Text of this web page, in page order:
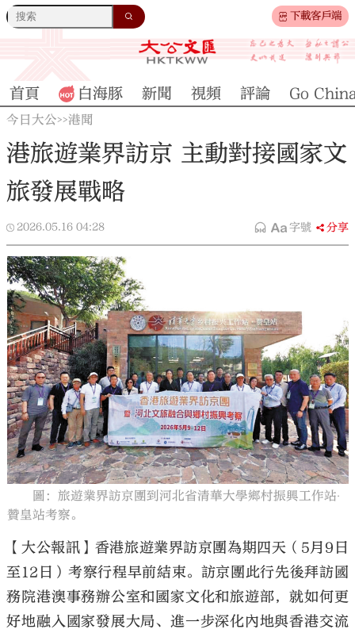
下載客戶端
大公文匯
首頁 白海豚 新聞 視頻 評論 Go
今日大公>>港聞
港旅遊業界訪京 主動對接國家文
旅發展戰略
2026.05.16 04:28 字號 分享
圖：旅遊業界訪京團到河北省清華大學鄉村振興工作站‧
贊皇站考察。
【大公報訊】香港旅遊業界訪京團為期四天（5月9日
至12日）考察行程早前結束。訪京團此行先後拜訪國
務院港澳事務辦公室和國家文化和旅遊部，就如何更
好地融入國家發展大局、進一步深化內地與香港交流